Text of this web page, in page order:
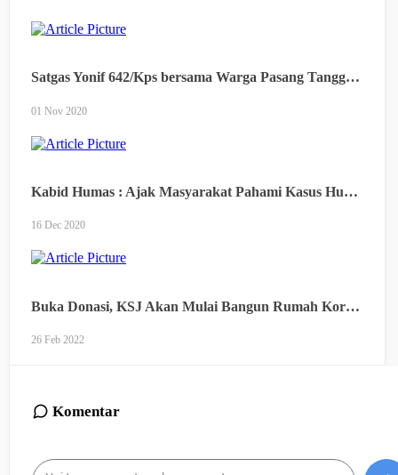
Satgas Yonif 642/Kps bersama Warga Pasang Tanggul Penahan Longsor
01 Nov 2020
Kabid Humas : Ajak Masyarakat Pahami Kasus Hukum MRS Terkait Penghasutan, Bukan Kerumunan
16 Dec 2020
Buka Donasi, KSJ Akan Mulai Bangun Rumah Korban Kebakaran di Tanjung Tiram
26 Feb 2022
Komentar